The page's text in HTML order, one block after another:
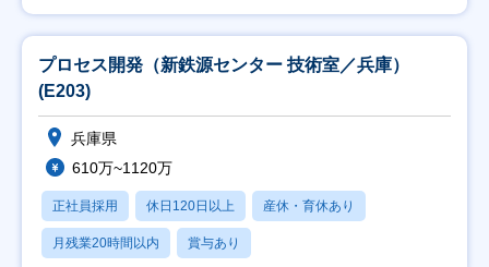
プロセス開発（新鉄源センター 技術室／兵庫）
(E203)
兵庫県
610万~1120万
正社員採用 休日120日以上 産休・育休あり
月残業20時間以内 賞与あり